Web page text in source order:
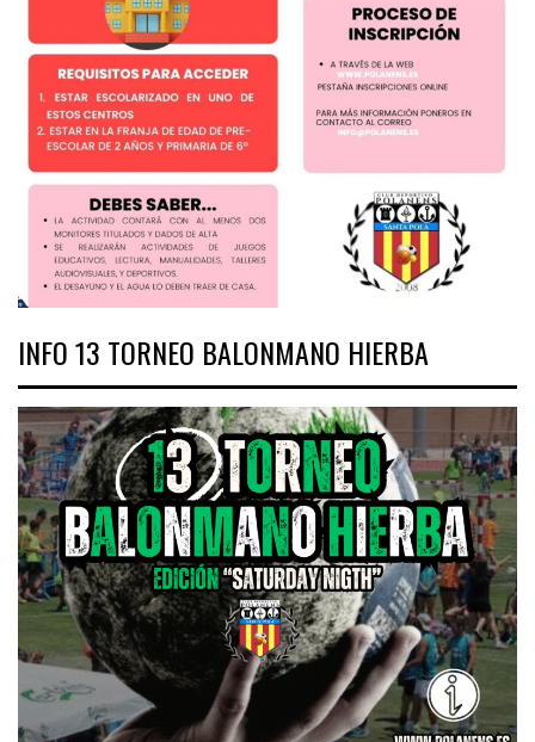
INFO 13 TORNEO BALONMANO HIERBA